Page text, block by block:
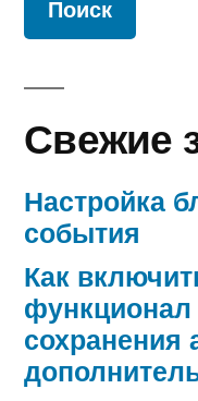
Свежие
Настройка
события
Как
сохранения